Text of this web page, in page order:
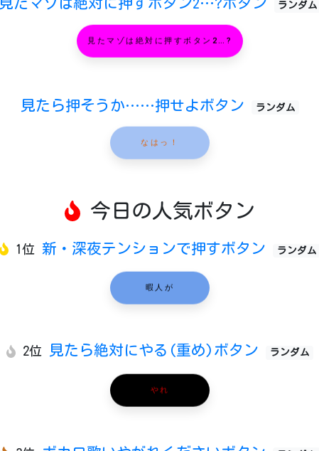
見たマゾは絶対に押すボタン2…?ボタン ランダム
見たマゾは絶対に押すボタン2…?
見たら押そうか……押せよボタン ランダム
なはっ！
今日の人気ボタン
1位 新・深夜テンションで押すボタン ランダム
暇人が
2位 見たら絶対にやる(重め)ボタン ランダム
やれ